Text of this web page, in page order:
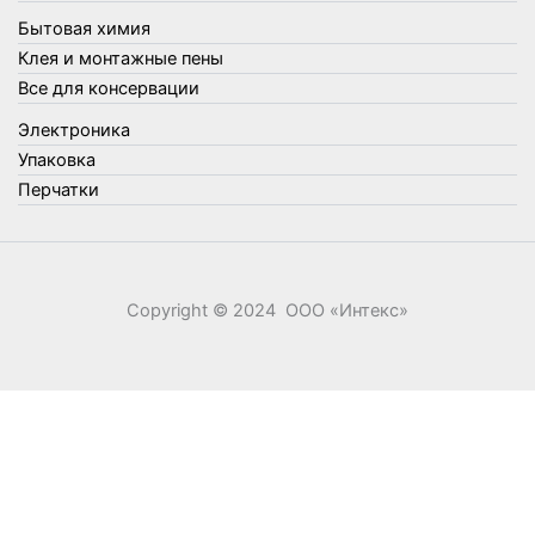
Хозяйственные товары
Швабры, стекломои, черенки и насадки
Шнуры, веревки и шпагаты
Электроника
Элементы питания
Бытовая химия
Клея и монтажные пены
Все для консервации
Электроника
Упаковка
Перчатки
Copyright © 2024 ООО «‎Интекс»‎